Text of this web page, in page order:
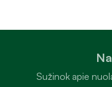
Sužinok apie